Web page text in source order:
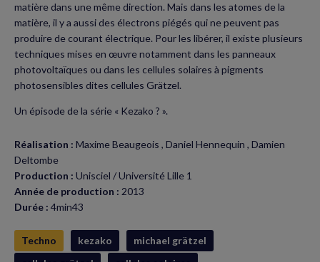
fenêtre)fenêtre)
matière dans une même direction. Mais dans les atomes de la
matière, il y a aussi des électrons piégés qui ne peuvent pas
produire de courant électrique. Pour les libérer, il existe plusieurs
techniques mises en œuvre notamment dans les panneaux
photovoltaïques ou dans les cellules solaires à pigments
photosensibles dites cellules Grätzel.
Un épisode de la série « Kezako ? ».
Réalisation : Maxime Beaugeois , Daniel Hennequin , Damien
Deltombe
Production : Unisciel / Université Lille 1
Année de production : 2013
Durée : 4min43
Techno kezako
michael grätzel